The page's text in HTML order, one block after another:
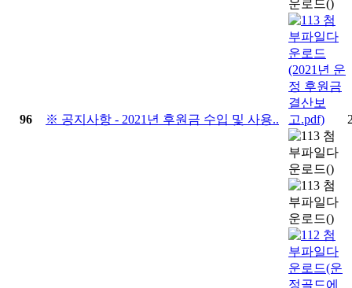
96 ※ 공지사항 - 2021년 후원금 수입 및 사용..